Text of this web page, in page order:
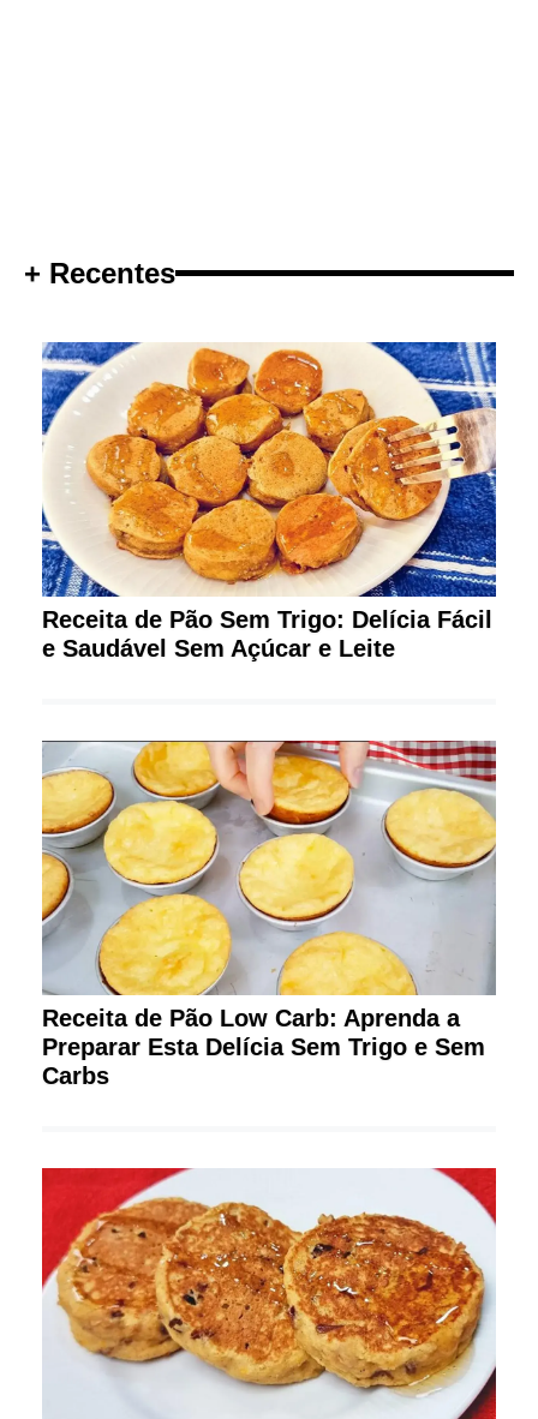
+ Recentes
Receita de Pão Sem Trigo: Delícia Fácil
e Saudável Sem Açúcar e Leite
Receita de Pão Low Carb: Aprenda a
Preparar Esta Delícia Sem Trigo e Sem
Carbs